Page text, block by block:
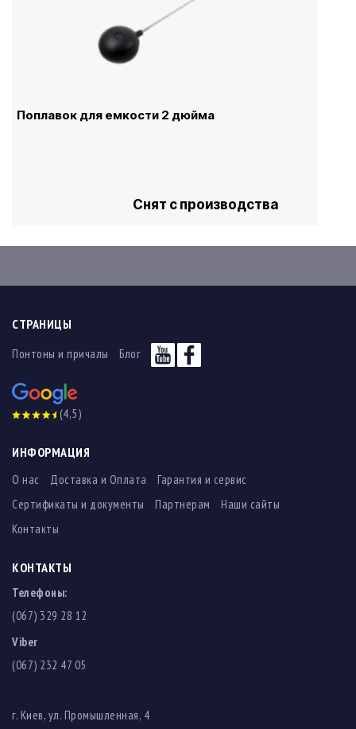
Поплавок для емкости 2 дюйма
Снят с производства
СТРАНИЦЫ
Понтоны и причалы Блог
(4,5)
ИНФОРМАЦИЯ
О нас Доставка и Оплата
Гарантия и сервис
Сертификаты и документы
Партнерам
Наши сайты
Контакты
КОНТАКТЫ
Телефоны:
(067) 329 28 12
Viber
(067) 232 47 05
г. Киев, ул. Промышленная, 4